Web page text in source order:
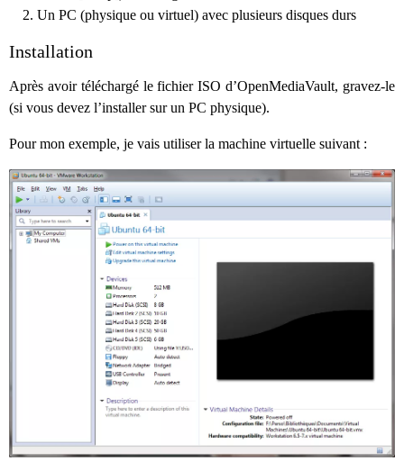
Un PC (physique ou virtuel) avec plusieurs disques durs
Installation
Après avoir téléchargé le fichier ISO d’OpenMediaVault, gravez-le
(si vous devez l’installer sur un PC physique).
Pour mon exemple, je vais utiliser la machine virtuelle suivant :